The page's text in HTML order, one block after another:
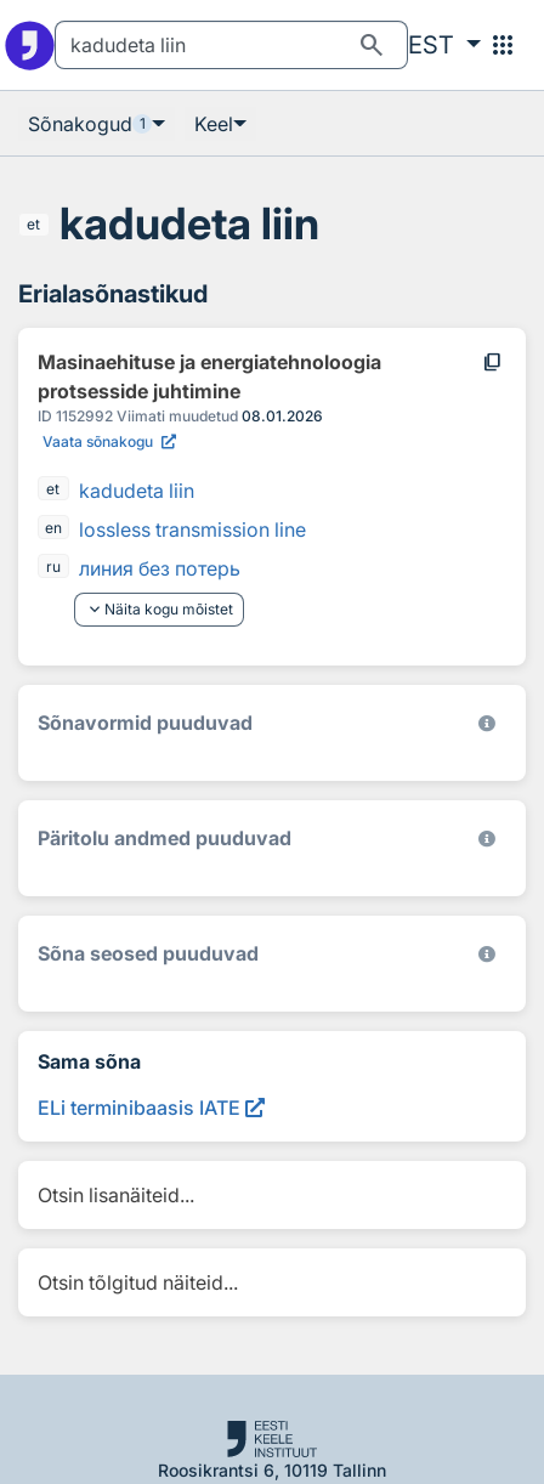
search EST apps
Sõnakogud 1 Keel
et kadudeta liin
Erialasõnastikud
Masinaehituse ja energiatehnoloogia
protsesside juhtimine
content_copy
ID 1152992 Viimati muudetud 08.01.2026
Vaata sõnakogu
et kadudeta liin
en lossless transmission line
ru
линия без потерь
keyboard_arrow_down Näita kogu mõistet
Sõnavormid puuduvad
Päritolu andmed puuduvad
Sõna seosed puuduvad
Sama sõna
ELi terminibaasis IATE
Otsin lisanäiteid...
Otsin tõlgitud näiteid...
Roosikrantsi 6, 10119 Tallinn